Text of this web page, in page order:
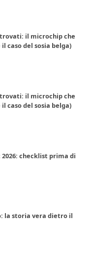
il microchip che
caso del sosia belga)
il microchip che
caso del sosia belga)
checklist prima di
la storia vera dietro il